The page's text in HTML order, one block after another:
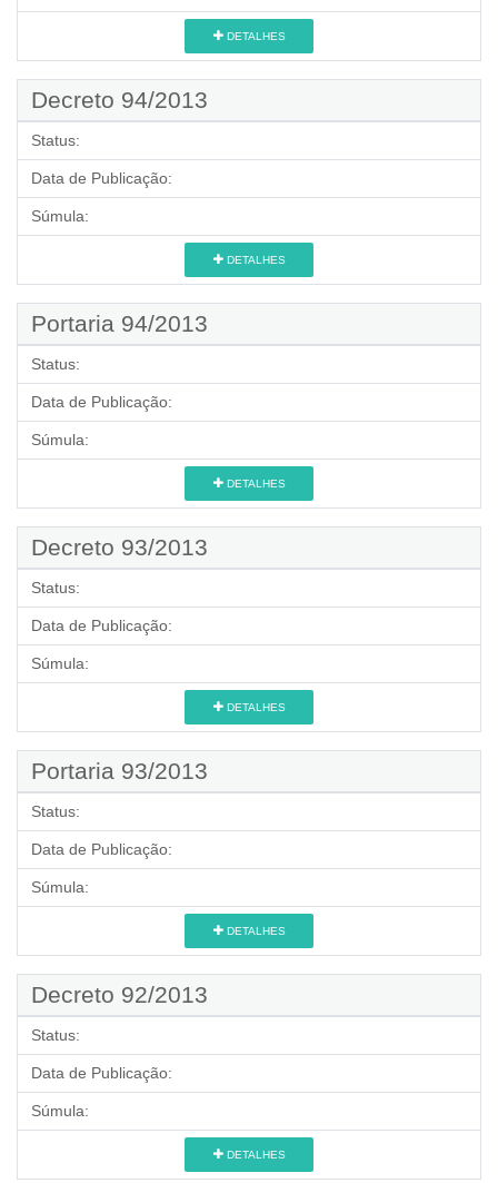
DETALHES
Decreto 94/2013
Status:
Data de Publicação:
Súmula:
DETALHES
Portaria 94/2013
Status:
Data de Publicação:
Súmula:
DETALHES
Decreto 93/2013
Status:
Data de Publicação:
Súmula:
DETALHES
Portaria 93/2013
Status:
Data de Publicação:
Súmula:
DETALHES
Decreto 92/2013
Status:
Data de Publicação:
Súmula:
DETALHES